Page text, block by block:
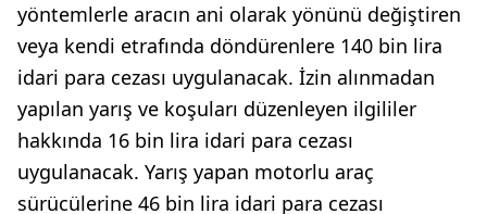
yöntemlerle aracın ani olarak yönünü değiştiren
veya kendi etrafında döndürenlere 140 bin lira
idari para cezası uygulanacak. İzin alınmadan
yapılan yarış ve koşuları düzenleyen ilgililer
hakkında 16 bin lira idari para cezası
uygulanacak. Yarış yapan motorlu araç
sürücülerine 46 bin lira idari para cezası